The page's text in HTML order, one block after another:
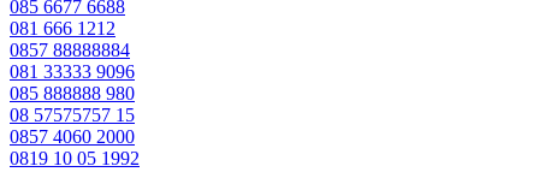
085 6677 6688
081 666 1212
0857 88888884
081 33333 9096
085 888888 980
08 57575757 15
0857 4060 2000
0819 10 05 1992